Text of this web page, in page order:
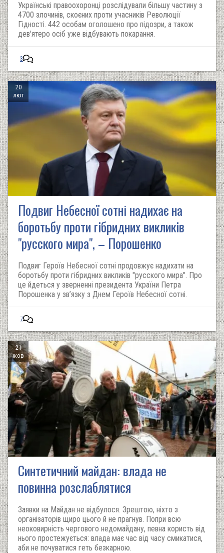
Українські правоохоронці розслідували більшу частину з
4700 злочинів, скоєних проти учасників Революції
Гідності. 442 особам оголошено про підозри, а також
дев'ятеро осіб уже відбувають покарання.
3
20
лют
Подвиг Небесної сотні надихає на
боротьбу проти гібридних викликів
"русского мира", – Порошенко
Подвиг Героїв Небесної сотні продовжує надихати на
боротьбу проти гібридних викликів "русского мира". Про
це йдеться у зверненні президента України Петра
Порошенка у зв’язку з Днем Героїв Небесної сотні.
7
21
жов
Синтетичний майдан: влада не
повинна розслаблятися
Заявки на Майдан не відбулося. Зрештою, ніхто з
організаторів щиро цього й не прагнув. Попри всю
неоковирність чергового недомайдану, певна користь від
нього простежується: влада має час від часу смикатися,
аби не почуватися геть безкарною.